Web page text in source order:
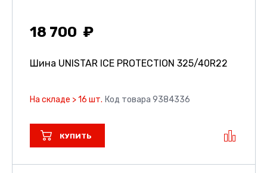
18 700
Шина UNISTAR ICE PROTECTION 325/40R22
На складе > 16 шт. Код товара 9384336
КУПИТЬ